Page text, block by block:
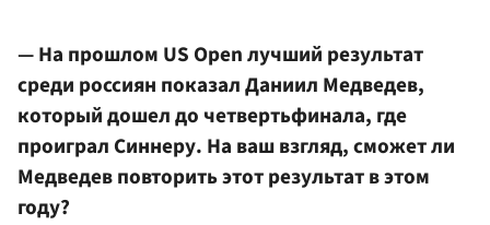
— На прошлом US Open лучший результат
среди россиян показал Даниил Медведев,
который дошел до четвертьфинала, где
проиграл Синнеру. На ваш взгляд, сможет ли
Медведев повторить этот результат в этом
году?